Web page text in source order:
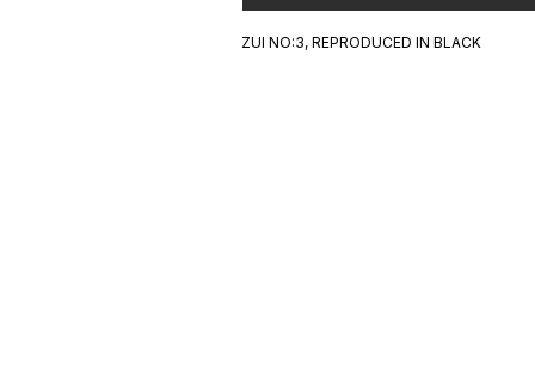
ZUI NO:3, REPRODUCED IN BLACK